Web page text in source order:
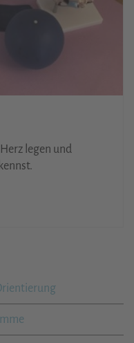
legen und